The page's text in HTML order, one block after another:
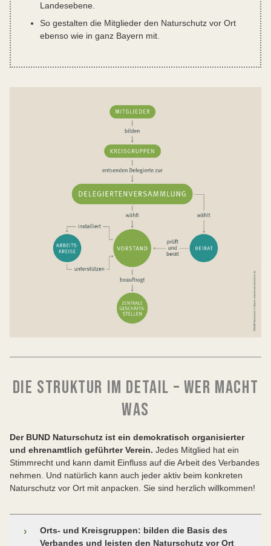
Landesebene.
So gestalten die Mitglieder den Naturschutz vor Ort
ebenso wie in ganz Bayern mit.
DIE STRUKTUR IM DETAIL – WER MACHT
WAS
Der BUND Naturschutz ist ein demokratisch organisierter
und ehrenamtlich geführter Verein. Jedes Mitglied hat ein
Stimmrecht und kann damit Einfluss auf die Arbeit des Verbandes
nehmen. Und natürlich kann auch jeder aktiv beim konkreten
Naturschutz vor Ort mit anpacken. Sie sind herzlich willkommen!
›
Orts- und Kreisgruppen: bilden die Basis des
Verbandes und leisten den Naturschutz vor Ort